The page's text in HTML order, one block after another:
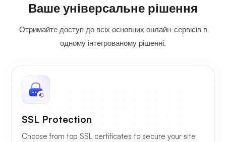
Ваше універсальне рішення
Отримайте доступ до всіх основних онлайн-сервісів в
одному інтегрованому рішенні.
SSL Protection
Choose from top SSL certificates to secure your site